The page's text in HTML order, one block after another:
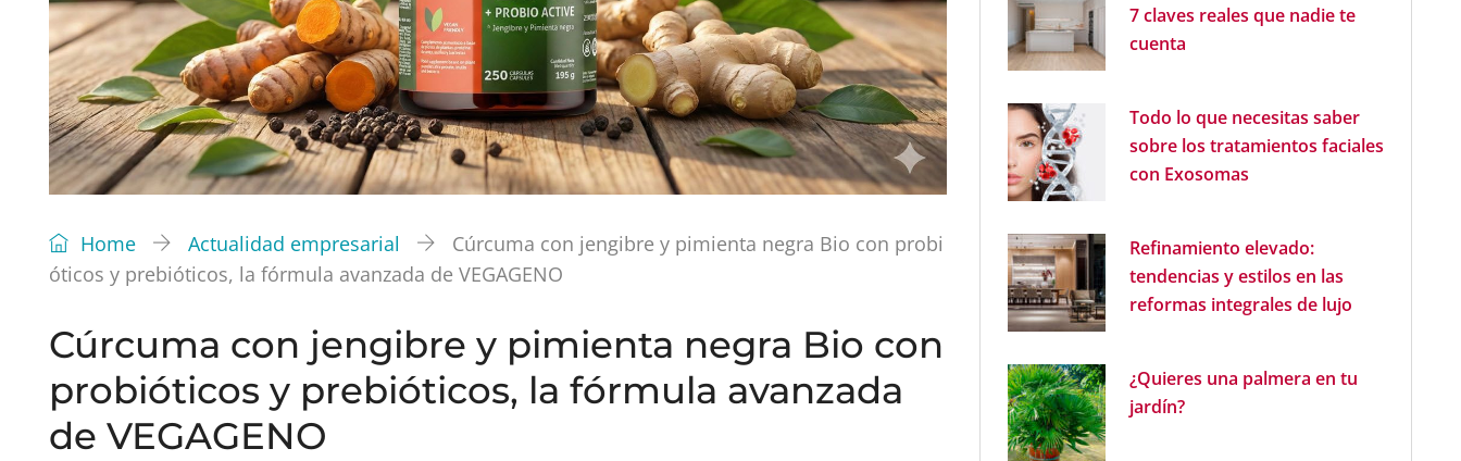
Home Actualidad empresarial
Cúrcuma con jengibre y pimienta negra Bio con probi
óticos y prebióticos, la fórmula avanzada de VEGAGENO
Cúrcuma con jengibre y pimienta negra Bio con
probióticos y prebióticos, la fórmula avanzada
de VEGAGENO
7 claves reales que nadie te
cuenta
Todo lo que necesitas saber
sobre los tratamientos faciales
con Exosomas
Refinamiento elevado:
tendencias y estilos en las
reformas integrales de lujo
¿Quieres una palmera en tu
jardín?